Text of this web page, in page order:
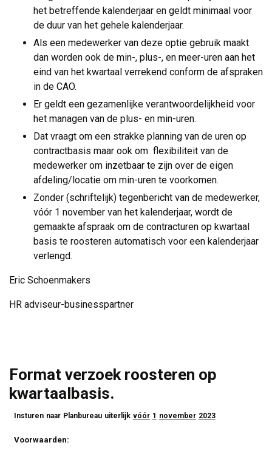
het betreffende kalenderjaar en geldt minimaal voor
de duur van het gehele kalenderjaar.
Als een medewerker van deze optie gebruik maakt
dan worden ook de min-, plus-, en meer-uren aan het
eind van het kwartaal verrekend conform de afspraken
in de CAO.
Er geldt een gezamenlijke verantwoordelijkheid voor
het managen van de plus- en min-uren.
Dat vraagt om een strakke planning van de uren op
contractbasis maar ook om flexibiliteit van de
medewerker om inzetbaar te zijn over de eigen
afdeling/locatie om min-uren te voorkomen.
Zonder (schriftelijk) tegenbericht van de medewerker,
vóór 1 november van het kalenderjaar, wordt de
gemaakte afspraak om de contracturen op kwartaal
basis te roosteren automatisch voor een kalenderjaar
verlengd.
Eric Schoenmakers
HR adviseur-businesspartner
Format verzoek roosteren op
kwartaalbasis.
Insturen naar Planbureau uiterlijk vóór 1 november 2023
Voorwaarden: